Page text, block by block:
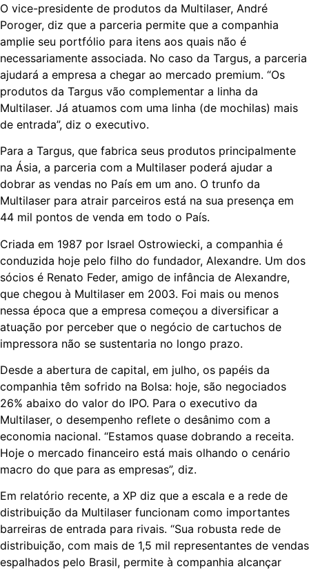
O vice-presidente de produtos da Multilaser, André
Poroger, diz que a parceria permite que a companhia
amplie seu portfólio para itens aos quais não é
necessariamente associada. No caso da Targus, a parceria
ajudará a empresa a chegar ao mercado premium. “Os
produtos da Targus vão complementar a linha da
Multilaser. Já atuamos com uma linha (de mochilas) mais
de entrada”, diz o executivo.
Para a Targus, que fabrica seus produtos principalmente
na Ásia, a parceria com a Multilaser poderá ajudar a
dobrar as vendas no País em um ano. O trunfo da
Multilaser para atrair parceiros está na sua presença em
44 mil pontos de venda em todo o País.
Criada em 1987 por Israel Ostrowiecki, a companhia é
conduzida hoje pelo filho do fundador, Alexandre. Um dos
sócios é Renato Feder, amigo de infância de Alexandre,
que chegou à Multilaser em 2003. Foi mais ou menos
nessa época que a empresa começou a diversificar a
atuação por perceber que o negócio de cartuchos de
impressora não se sustentaria no longo prazo.
Desde a abertura de capital, em julho, os papéis da
companhia têm sofrido na Bolsa: hoje, são negociados
26% abaixo do valor do IPO. Para o executivo da
Multilaser, o desempenho reflete o desânimo com a
economia nacional. “Estamos quase dobrando a receita.
Hoje o mercado financeiro está mais olhando o cenário
macro do que para as empresas”, diz.
Em relatório recente, a XP diz que a escala e a rede de
distribuição da Multilaser funcionam como importantes
barreiras de entrada para rivais. “Sua robusta rede de
distribuição, com mais de 1,5 mil representantes de vendas
espalhados pelo Brasil, permite à companhia alcançar